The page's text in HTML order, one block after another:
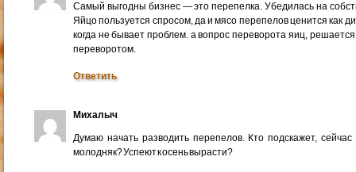
Самый выгодны бизнес — это перепелка. Убедилась на
Яйцо пользуется спросом, да и мясо перепелов ценится как
когда не бывает проблем. а вопрос переворота яиц,
переворотом.
Ответить
Михалыч
Думаю начать разводить перепелов. Кто подскажет,
молодняк? Успеют к осень вырасти?